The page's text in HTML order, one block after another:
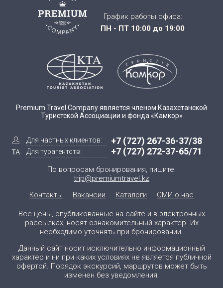
График работы офиса:
ПН - ПТ 10:00 до 19:00
Premium Travel Company является членом Казахстанской
Туристской Ассоциации и фонда «Камкор»
Для частных клиентов:
Для турагентств:
+7 (727) 267-36-37/38
+7 (727) 272-37-65/71
По вопросам бронирования, пишите:
trip@premiumtravel.kz
Контакты
Вакансии Каталоги СМИ о нас
Все цены, опубликованные на сайте и в электронных
рассылках, носят ознакомительный характер. Их
необходимо уточнять при бронировании.
Данный сайт носит исключительно информационный
характер и ни при каких условиях не является публичной
офертой. Порядок экскурсий, маршрутов может быть
изменен без уведомления.